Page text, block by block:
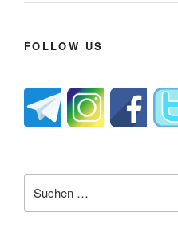
FOLLOW US
nach: